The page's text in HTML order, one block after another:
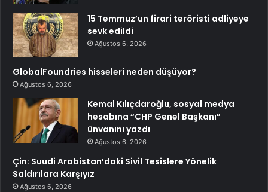
15 Temmuz’un firari teröristi adliyeye
sevk edildi
Ağustos 6, 2026
GlobalFoundries hisseleri neden düşüyor?
Ağustos 6, 2026
Kemal Kılıçdaroğlu, sosyal medya
hesabına “CHP Genel Başkanı”
ünvanını yazdı
Ağustos 6, 2026
Çin: Suudi Arabistan’daki Sivil Tesislere Yönelik
Saldırılara Karşıyız
Ağustos 6, 2026